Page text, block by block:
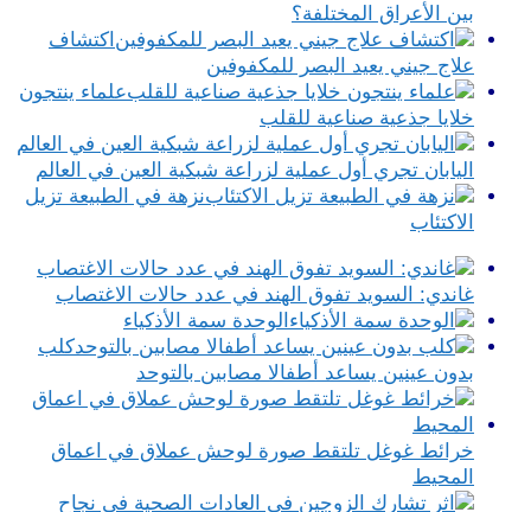
بين الأعراق المختلفة؟
اكتشاف
علاج جيني يعيد البصر للمكفوفين
علماء ينتجون
خلايا جذعية صناعية للقلب
اليابان تجري أول عملية لزراعة شبكية العين في العالم
نزهة في الطبيعة تزيل
الاكتئاب
غاندي: السويد تفوق الهند في عدد حالات الاغتصاب
الوحدة سمة الأذكياء
كلب
بدون عينين يساعد أطفالا مصابين بالتوحد
خرائط غوغل تلتقط صورة لوحش عملاق في اعماق
المحيط